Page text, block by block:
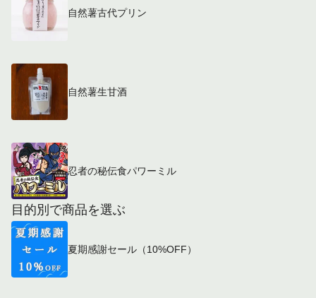
自然薯古代プリン
自然薯生甘酒
忍者の秘伝食パワーミル
目的別で商品を選ぶ
夏期感謝セール（10%OFF）